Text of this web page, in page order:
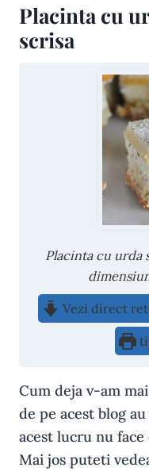
Placinta cu
scrisa
Placinta cu urda
Vezi direct
Cum deja v-am
de pe acest blog
acest lucru nu
Mai jos puteti